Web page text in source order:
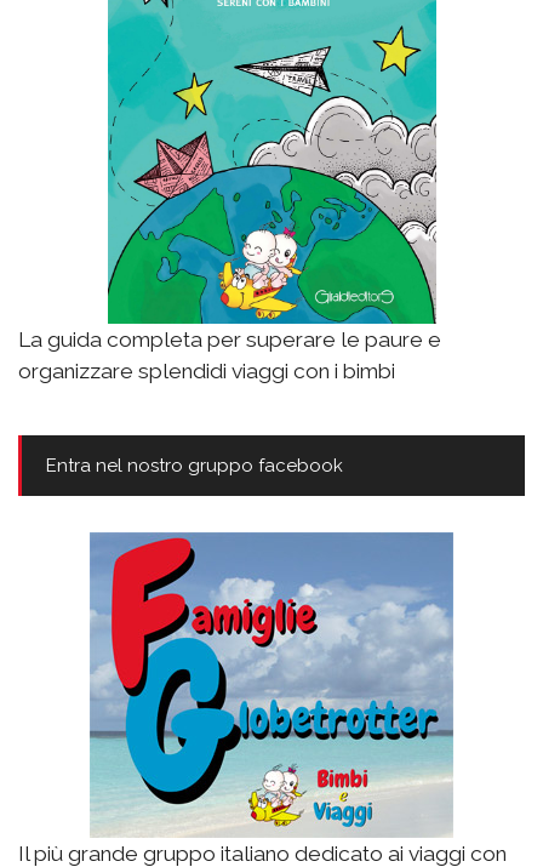
La guida completa per superare le paure e
organizzare splendidi viaggi con i bimbi
Entra nel nostro gruppo facebook
Il più grande gruppo italiano dedicato ai viaggi con